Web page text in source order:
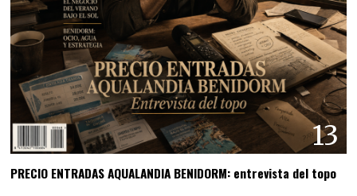
13
PRECIO ENTRADAS AQUALANDIA BENIDORM: entrevista del topo